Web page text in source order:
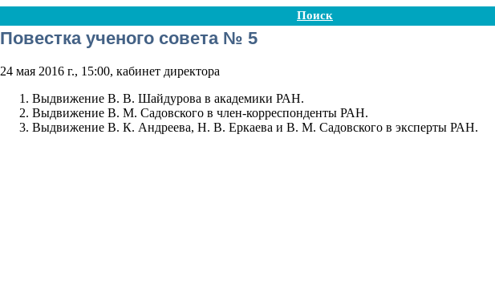
Поиск
Повестка ученого совета № 5
24 мая 2016 г., 15:00, кабинет директора
Выдвижение В. В. Шайдурова в академики РАН.
Выдвижение В. М. Садовского в член-корреспонденты РАН.
Выдвижение В. К. Андреева, Н. В. Еркаева и В. М. Садовского в эксперты РАН.